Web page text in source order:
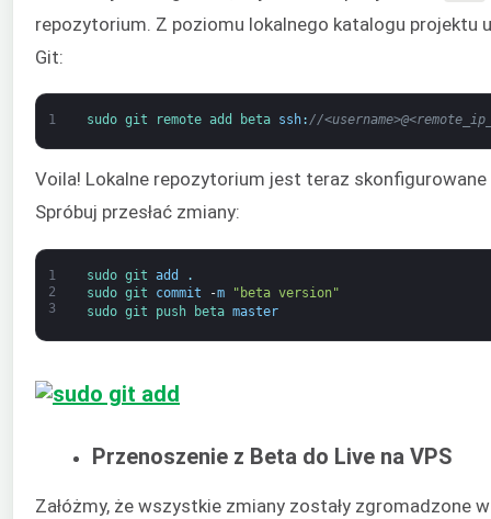
repozytorium. Z poziomu lokalnego katalogu projektu
Git:
1 sudo git remote add beta ssh: //
Voila! Lokalne repozytorium jest teraz
Spróbuj przesłać zmiany:
1
2
3
sudo git add
.
sudo git commit -m
"beta version"
sudo git push beta master
Przenoszenie z Beta do Live na VPS
Załóżmy, że wszystkie zmiany zostały zgromadzone